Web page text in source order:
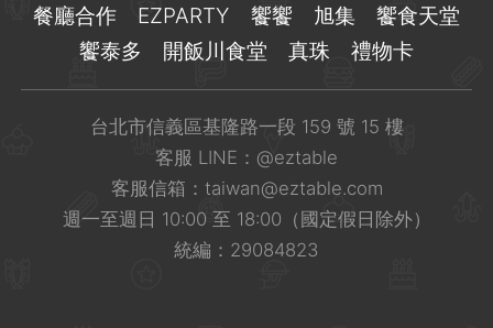
餐廳合作
EZPARTY 饗饗 旭集
饗食天堂
饗泰多
開飯川食堂 真珠 禮物卡
台北市信義區基隆路一段 159 號 15 樓
客服 LINE： @eztable
客服信箱： taiwan@eztable.com
週一至週日 10:00 至 18:00（國定假日除外）
統編：29084823